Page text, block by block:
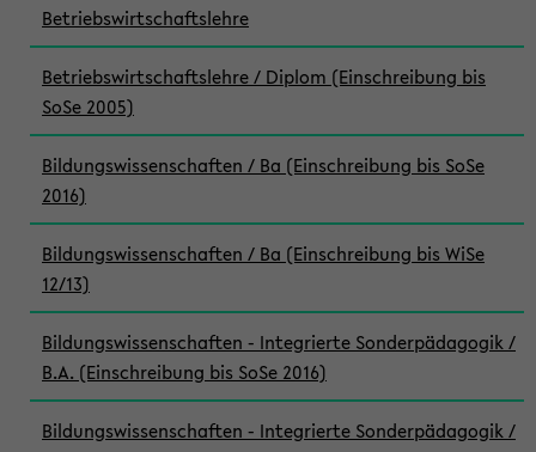
Betriebswirtschaftslehre
Betriebswirtschaftslehre / Diplom (Einschreibung bis
SoSe 2005)
Bildungswissenschaften / Ba (Einschreibung bis SoSe
2016)
Bildungswissenschaften / Ba (Einschreibung bis WiSe
12/13)
Bildungswissenschaften - Integrierte Sonderpädagogik /
B.A. (Einschreibung bis SoSe 2016)
Bildungswissenschaften - Integrierte Sonderpädagogik /